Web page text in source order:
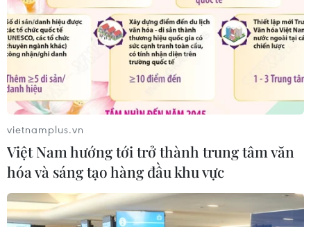
hưởng ra sao khi bão số 3 Kujira đi
vào Biển Đông?
05/08/2026 04:56
Xem thêm
CƠ QUAN CHỦ QUẢN: THÔNG TẤN XÃ VIỆT NAM
vietnamplus.vn
Việt Nam hướng tới trở thành trung tâm văn
hóa và sáng tạo hàng đầu khu vực